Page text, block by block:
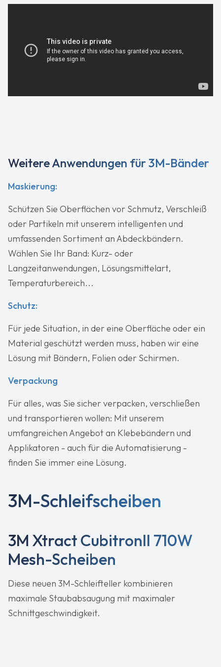
Weitere Anwendungen für 3M-Bänder
Maskierung:
Schützen Sie Oberflächen vor Schmutz, Verschleiß
oder Partikeln mit unserem intelligenten und
umfassenden Sortiment an Abdeckbändern.
Wählen Sie Ihr Band: Kurz- oder
Langzeitanwendungen, Lösungsmittelart,
Temperaturbereich...
Schutz:
Für jede Situation, in der eine Oberfläche oder ein
Material geschützt werden muss, haben wir eine
Lösung mit Bändern, Folien oder Schirmen.
Verpackung
Für alles, was Sie sicher verpacken, verschließen
und transportieren wollen: Mit unserem
umfangreichen Angebot an Klebebändern und
Applikatoren - auch für die Automatisierung -
finden Sie immer eine Lösung.
3M-Schleifscheiben
3M Xtract CubitronII 710W
Mesh-Scheiben
Diese neuen 3M-Schleifteller kombinieren
maximale Staubabsaugung mit maximaler
Schnittgeschwindigkeit.